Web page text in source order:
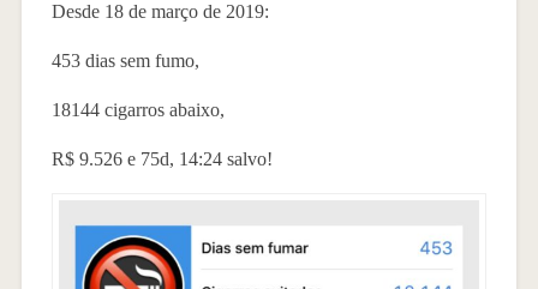
Desde 18 de março de 2019:
453 dias sem fumo,
18144 cigarros abaixo,
R$ 9.526 e 75d, 14:24 salvo!